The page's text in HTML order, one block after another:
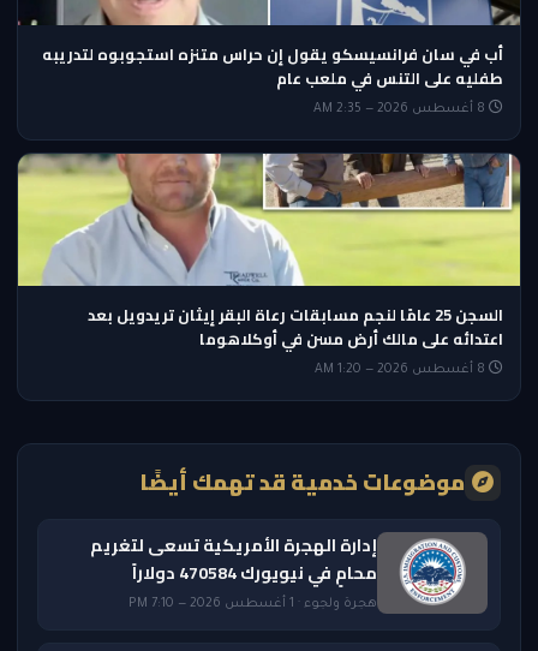
أب في سان فرانسيسكو يقول إن حراس متنزه استجوبوه لتدريبه
طفليه على التنس في ملعب عام
السجن 25 عامًا لنجم مسابقات رعاة البقر إيثان تريدويل بعد
اعتدائه على مالك أرض مسن في أوكلاهوما
موضوعات خدمية قد تهمك أيضًا
إدارة الهجرة الأمريكية تسعى لتغريم
محامٍ في نيويورك 470584 دولاراً
هجرة ولجوء · 1 أغسطس 2026 — 7:10 PM